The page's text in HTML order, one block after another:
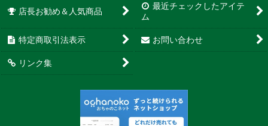
店長お勧め＆人気商品
最近チェックしたアイテ
ム
特定商取引法表示 お問い合わせ
リンク集